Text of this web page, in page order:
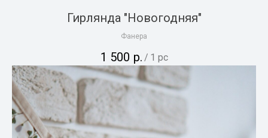
Гирлянда "Новогодняя"
Фанера
1 500 р. / 1 pc